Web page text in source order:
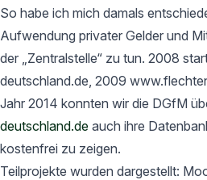
So habe ich mich damals
Aufwendung privater Gelder und
der „Zentralstelle“ zu tun. 2008
deutschland.de, 2009
Jahr 2014 konnten wir die DGfM
deutschland.de auch ihre
kostenfrei zu zeigen.
Teilprojekte wurden dargestellt: